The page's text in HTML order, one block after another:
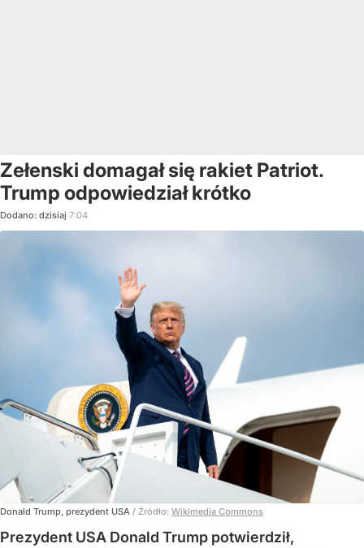
Zełenski domagał się rakiet Patriot.
Trump odpowiedział krótko
Dodano: dzisiaj 7:04
Donald Trump, prezydent USA / Źródło: Wikimedia Commons
Prezydent USA Donald Trump potwierdził,